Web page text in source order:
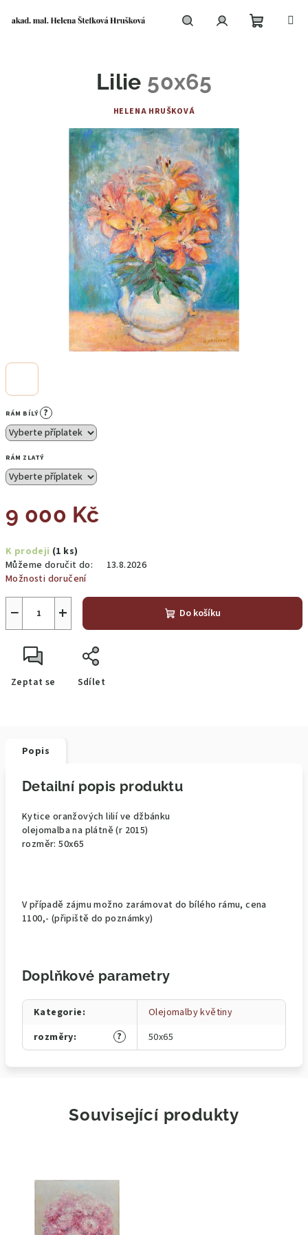
RÁM BÍLÝ ?
RÁM ZLATÝ
9 000 Kč
cena:
K prodeji (1 ks)
Můžeme doručit do:
13.8.2026
Možnosti doručení
+
− Do košíku
Zeptat se Sdílet
Lilie 50x65
HELENA HRUŠKOVÁ
Popis
Detailní popis produktu
Kytice oranžových lilií ve džbánku
olejomalba na plátně (r 2015)
rozměr: 50x65
V případě zájmu možno zarámovat do bílého rámu, cena
1100,- (připiště do poznámky)
Doplňkové parametry
Kategorie:
Olejomalby květiny
?
rozměry: 50x65
Související produkty